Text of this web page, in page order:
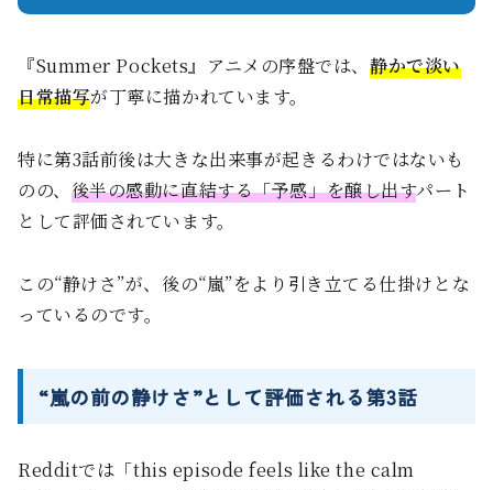
『Summer Pockets』アニメの序盤では、 静かで淡い
日常描写が丁寧に描かれています。
特に第3話前後は大きな出来事が起きるわけではないも
のの、 後半の感動に直結する「予感」を醸し出すパート
として評価されています。
この“静けさ”が、後の“嵐”をより引き立てる仕掛けとな
っているのです。
“嵐の前の静けさ”として評価される第3話
Redditでは「this episode feels like the calm